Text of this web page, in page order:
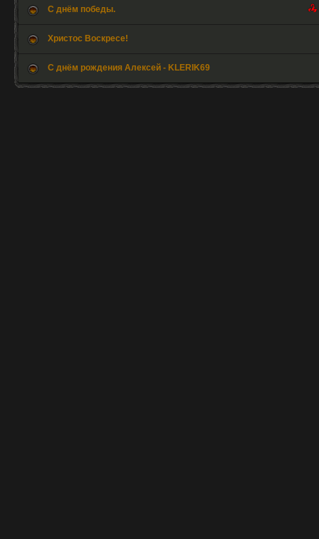
С днём победы.
Христос Воскресе!
С днём рождения Алексей - KLERIK69